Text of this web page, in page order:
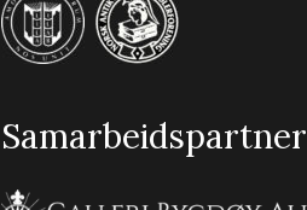
Samarbeidspartner